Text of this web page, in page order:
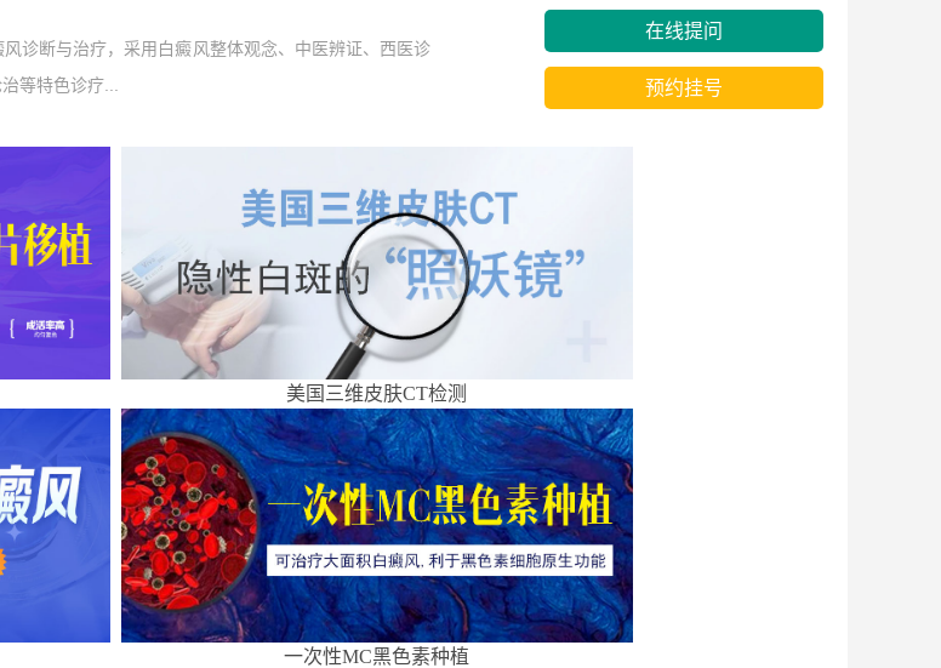
诊断与治疗，采用白癜风整体观念、中医辨证、西医诊
等特色诊疗...
在线提问
预约挂号
美国三维皮肤CT检测
一次性MC黑色素种植